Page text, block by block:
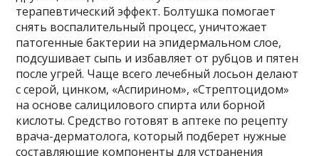
терапевтический эффект. Болтушка помогает
снять воспалительный процесс, уничтожает
патогенные бактерии на эпидермальном слое,
подсушивает сыпь и избавляет от рубцов и пятен
после угрей. Чаще всего лечебный лосьон делают
с серой, цинком, «Аспирином», «Стрептоцидом»
на основе салицилового спирта или борной
кислоты. Средство готовят в аптеке по рецепту
врача-дерматолога, который подберет нужные
составляющие компоненты для устранения